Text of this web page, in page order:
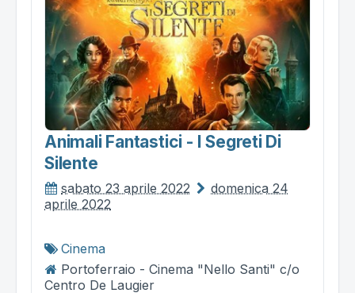
Animali Fantastici - I Segreti Di
Silente
sabato 23 aprile 2022
domenica 24
aprile 2022
Cinema
Portoferraio - Cinema "Nello Santi" c/o
Centro De Laugier